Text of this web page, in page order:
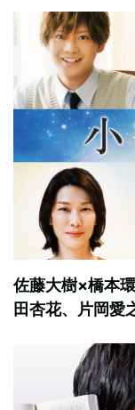
佐藤大樹×橋本
田杏花、片岡愛